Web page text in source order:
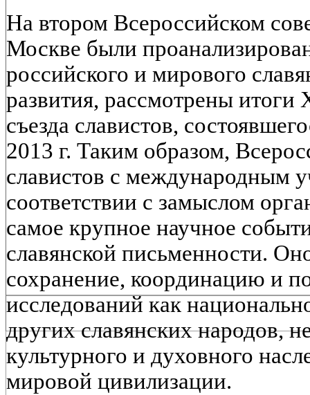
На втором Всероссийском
Москве были
российского и мирового
развития, рассмотрены
съезда славистов,
2013 г. Таким образом,
славистов с международным
соответствии с замыслом
самое крупное научное
славянской письменности.
сохранение, координацию и
исследований как
других славянских народов,
культурного и духовного
мировой цивилизации.